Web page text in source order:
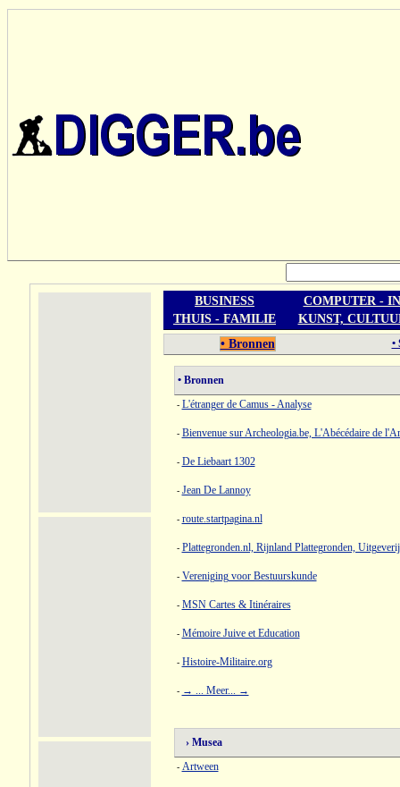
BUSINESS
COMPUTER -
THUIS - FAMILIE
KUNST,
• Bronnen
•
• Bronnen
- L'étranger de Camus - Analyse
- Bienvenue sur Archeologia.be, L'Abécédaire de
- De Liebaart 1302
- Jean De Lannoy
- route.startpagina.nl
- Plattegronden.nl, Rijnland Plattegronden,
- Vereniging voor Bestuurskunde
- MSN Cartes & Itinéraires
- Mémoire Juive et Education
- Histoire-Militaire.org
- → ... Meer... →
› Musea
- Artween